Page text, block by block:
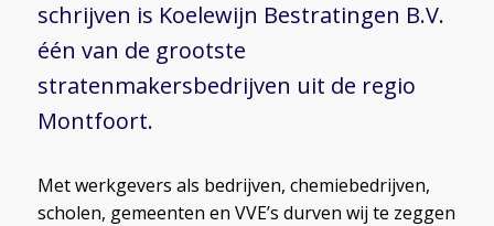
schrijven is Koelewijn Bestratingen B.V.
één van de grootste
stratenmakersbedrijven uit de regio
Montfoort.
Met werkgevers als bedrijven, chemiebedrijven,
scholen, gemeenten en VVE’s durven wij te zeggen